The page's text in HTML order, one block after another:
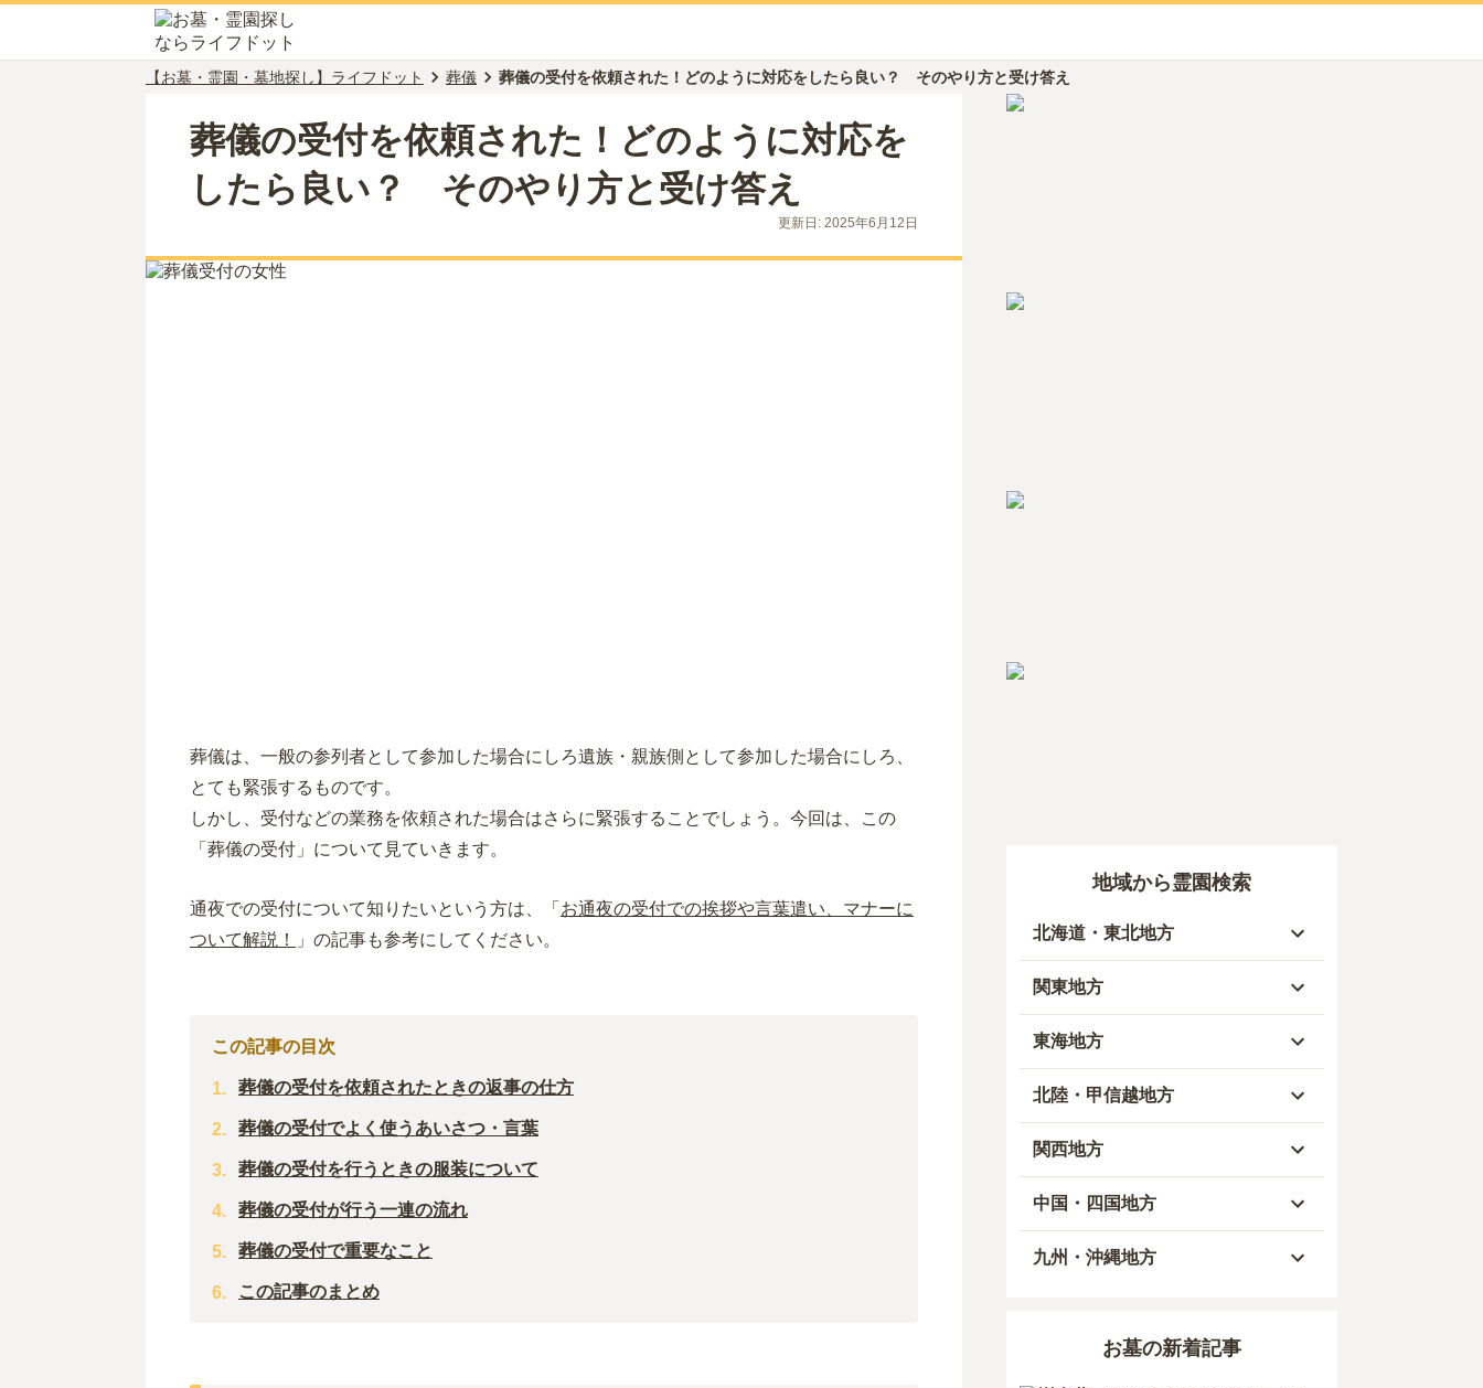
【お墓・霊園・墓地探し】ライフドット 葬儀 葬儀の受付を依頼された！どのように対応をしたら良い？ そのやり方と受け答え
葬儀の受付を依頼された！どのように対応を
したら良い？ そのやり方と受け答え
更新日: 2025年6月12日
葬儀は、一般の参列者として参加した場合にしろ遺族・親族側として参加した場合にしろ、
とても緊張するものです。
しかし、受付などの業務を依頼された場合はさらに緊張することでしょう。今回は、この
「葬儀の受付」について見ていきます。
通夜での受付について知りたいという方は、「 お通夜の受付での挨拶や言葉遣い、マナーに
ついて解説！
」の記事も参考にしてください。
この記事の目次
葬儀の受付を依頼されたときの返事の仕方
葬儀の受付でよく使うあいさつ・言葉
葬儀の受付を行うときの服装について
葬儀の受付が行う一連の流れ
葬儀の受付で重要なこと
この記事のまとめ
地域から霊園検索
北海道・東北地方
北海道
青森県
秋田県
岩手県
山形県
宮城県
関東地方
東京都
神奈川県
埼玉県
千葉県
茨城県
東海地方
愛知県
岐阜県
静岡県
三重県
北陸・甲信越地方
富山県
石川県
福井県
関西地方
大阪府
兵庫県
中国・四国地方
岡山県
九州・沖縄地方
お墓の新着記事